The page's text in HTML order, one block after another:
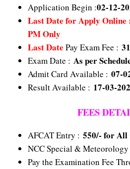
Application Begin :02-12-
Last Date for Apply Online
PM Only
Last Date Pay Exam Fee :
Exam Date : As per
Admit Card Available : 07-
Result Available : 17-03-
FEES
AFCAT Entry : 550/- for All
NCC Special &
Pay the Examination Fee